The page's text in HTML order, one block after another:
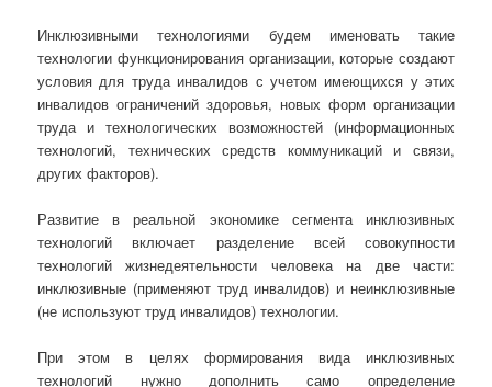
Инклюзивными технологиями будем именовать такие
технологии функционирования организации, которые создают
условия для труда инвалидов с учетом имеющихся у этих
инвалидов ограничений здоровья, новых форм организации
труда и технологических возможностей (информационных
технологий, технических средств коммуникаций и связи,
других факторов).
Развитие в реальной экономике сегмента инклюзивных
технологий включает разделение всей совокупности
технологий жизнедеятельности человека на две части:
инклюзивные (применяют труд инвалидов) и неинклюзивные
(не используют труд инвалидов) технологии.
При этом в целях формирования вида инклюзивных
технологий нужно дополнить само определение